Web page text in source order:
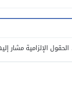
الحقول الإلزامية مشار